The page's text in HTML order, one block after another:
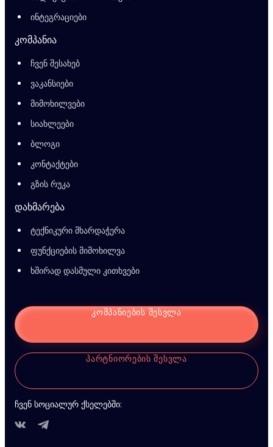
ინტეგრაციები
კომპანია
ჩვენ შესახებ
ვაკანსიები
მიმოხილვები
სიახლეები
ბლოგი
კონტაქტები
გზის რუკა
დახმარება
ტექნიკური მხარდაჭერა
ფუნქციების მიმოხილვა
ხშირად დასმული კითხვები
ᲙᲝᲛᲞᲐᲜᲘᲔᲑᲘᲡ ᲨᲔᲡᲕᲚᲐ
ᲞᲐᲠᲢᲜᲘᲝᲠᲔᲑᲘᲡ ᲨᲔᲡᲕᲚᲐ
ჩვენ სოციალურ ქსელებში: